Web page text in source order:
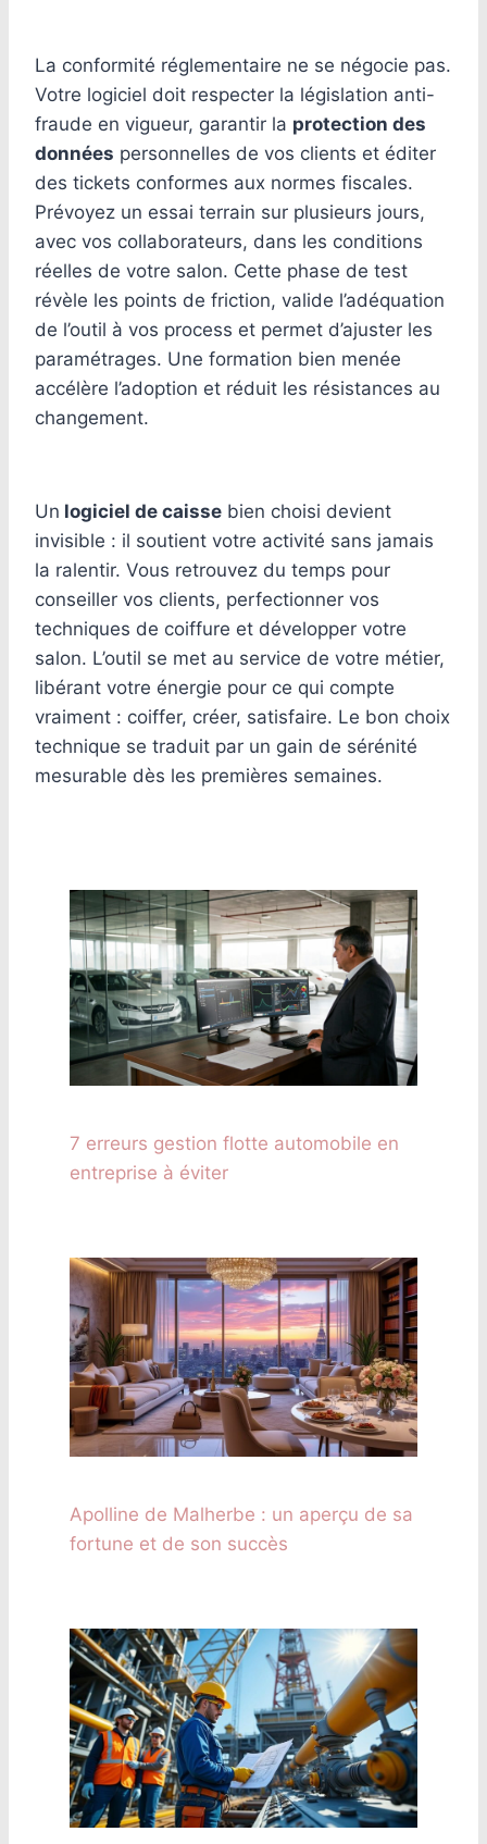
La conformité réglementaire ne se négocie pas.
Votre logiciel doit respecter la législation anti-
fraude en vigueur, garantir la protection des
données personnelles de vos clients et éditer
des tickets conformes aux normes fiscales.
Prévoyez un essai terrain sur plusieurs jours,
avec vos collaborateurs, dans les conditions
réelles de votre salon. Cette phase de test
révèle les points de friction, valide l’adéquation
de l’outil à vos process et permet d’ajuster les
paramétrages. Une formation bien menée
accélère l’adoption et réduit les résistances au
changement.
Un logiciel de caisse bien choisi devient
invisible : il soutient votre activité sans jamais
la ralentir. Vous retrouvez du temps pour
conseiller vos clients, perfectionner vos
techniques de coiffure et développer votre
salon. L’outil se met au service de votre métier,
libérant votre énergie pour ce qui compte
vraiment : coiffer, créer, satisfaire. Le bon choix
technique se traduit par un gain de sérénité
mesurable dès les premières semaines.
7 erreurs gestion flotte automobile en
entreprise à éviter
Apolline de Malherbe : un aperçu de sa
fortune et de son succès